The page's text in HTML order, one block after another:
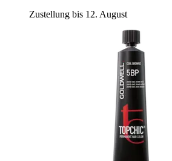
Zustellung bis 12. August